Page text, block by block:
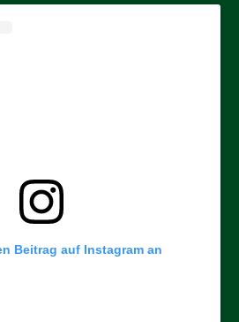
Beitrag auf Instagram an